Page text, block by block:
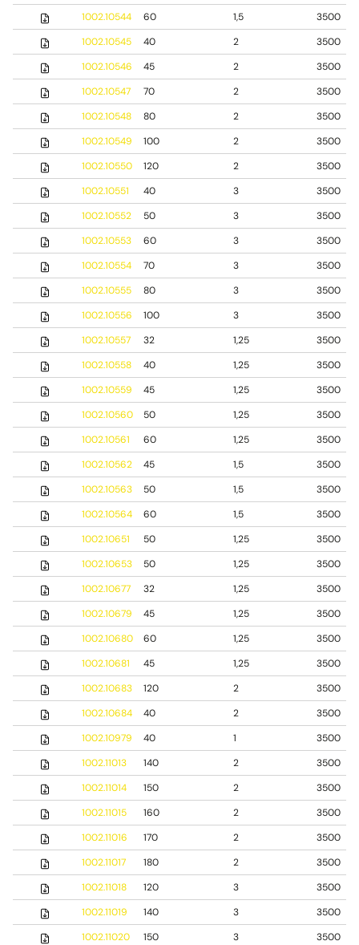
1002.10544
60 1,5
3500
1002.10545
40 2
3500
1002.10546
45 2
3500
1002.10547
70 2
3500
1002.10548
80 2
3500
1002.10549
100 2
3500
1002.10550
120 2
3500
1002.10551
40 3
3500
1002.10552
50 3
3500
1002.10553
60 3
3500
1002.10554
70 3
3500
1002.10555
80 3
3500
1002.10556
100 3
3500
1002.10557
32 1,25
3500
1002.10558
40 1,25
3500
1002.10559
45 1,25
3500
1002.10560
50 1,25
3500
1002.10561
60 1,25
3500
1002.10562
45 1,5
3500
1002.10563
50 1,5
3500
1002.10564
60 1,5
3500
1002.10651
50 1,25
3500
1002.10653
50 1,25
3500
1002.10677
32 1,25
3500
1002.10679
45 1,25
3500
1002.10680
60 1,25
3500
1002.10681
45 1,25
3500
1002.10683
120 2
3500
1002.10684
40 2
3500
1002.10979
40 1
3500
1002.11013
140 2
3500
1002.11014
150 2
3500
1002.11015
160 2
3500
1002.11016
170 2
3500
1002.11017
180 2
3500
1002.11018
120 3
3500
1002.11019
140 3
3500
1002.11020
150 3
3500